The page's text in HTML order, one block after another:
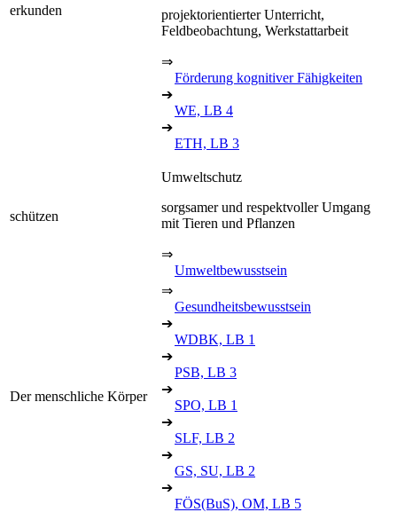
erkunden
projektorientierter Unterricht,
Feldbeobachtung, Werkstattarbeit
⇒
Förderung kognitiver Fähigkeiten
➔
WE, LB 4
➔
ETH, LB 3
schützen
Umweltschutz
sorgsamer und respektvoller Umgang
mit Tieren und Pflanzen
⇒
Umweltbewusstsein
Der menschliche Körper
⇒
Gesundheitsbewusstsein
➔
WDBK, LB 1
➔
PSB, LB 3
➔
SPO, LB 1
➔
SLF, LB 2
➔
GS, SU, LB 2
➔
FÖS(BuS), OM, LB 5